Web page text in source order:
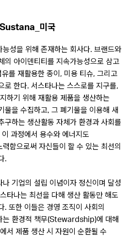
Sustana_미국
성을 위해 존재하는 회사다. 브랜드와
의 아이덴티티를 지속가능성으로 삼고
를 재활용한 종이, 미용 티슈, 그리고
로 한다. 서스타나는 스스로를 지구를,
하기 위해 재활용 제품을 생산하는
물을 수집하고, 그 폐기물을 이용해 새
구하는 생산활동 자체가 환경과 사회를
과정에서 용수와 에너지도
함으로써 자신들이 할 수 있는 최선의
.
기업의 설립 이념이자 정신이며 달성
타나는 최선을 다해 생산 활동만 해도
. 또한 이들은 경영 조직이 사회의
는 환경적 책무(Stewardship)에 대해
서 제품 생산 시 자원이 순환될 수